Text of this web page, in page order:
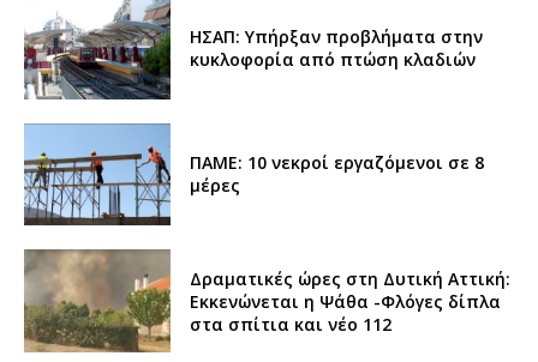
ΗΣΑΠ: Υπήρξαν προβλήματα στην
κυκλοφορία από πτώση κλαδιών
ΠΑΜΕ: 10 νεκροί εργαζόμενοι σε 8
μέρες
Δραματικές ώρες στη Δυτική Αττική:
Εκκενώνεται η Ψάθα -Φλόγες δίπλα
στα σπίτια και νέο 112